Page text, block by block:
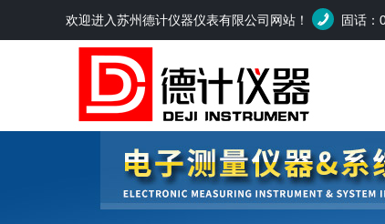
欢迎进入苏州德计仪器仪表有限公司网站！ 固话：